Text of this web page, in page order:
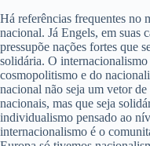
Há referências frequentes no
nacional. Já Engels, em suas
pressupõe nações fortes que
solidária. O
cosmopolitismo e do
nacional não seja um vetor
nacionais, mas que seja
individualismo pensado ao
internacionalismo é o